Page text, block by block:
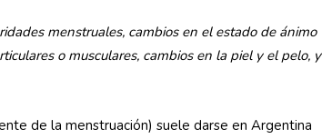
menstruales, cambios en el estado de ánimo
o musculares, cambios en la piel y el pelo, y
de la menstruación) suele darse en Argentina